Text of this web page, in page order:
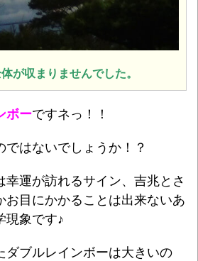
が収まりませんでした。
ボーですネっ！！
ではないでしょうか！？
幸運が訪れるサイン、吉兆とさ
お目にかかることは出来ないあ
現象です♪
ダブルレインボーは大きいの